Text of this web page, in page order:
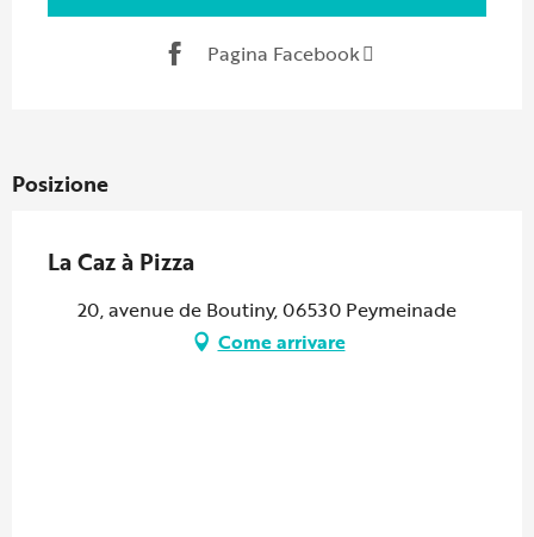
Pagina Facebook
Posizione
La Caz à Pizza
20, avenue de Boutiny, 06530 Peymeinade
Come arrivare